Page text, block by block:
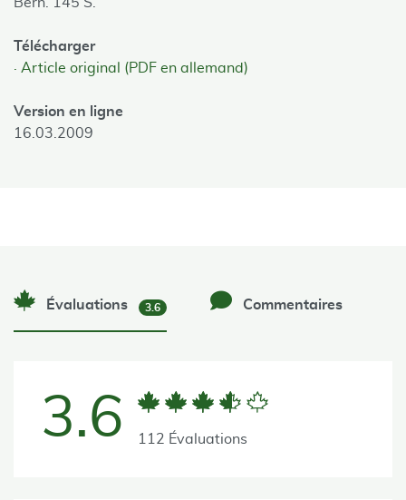
Télécharger
Article original (PDF en allemand)
Version en ligne
16.03.2009
Évaluations 3.6 Commentaires
3.6 112 Évaluations